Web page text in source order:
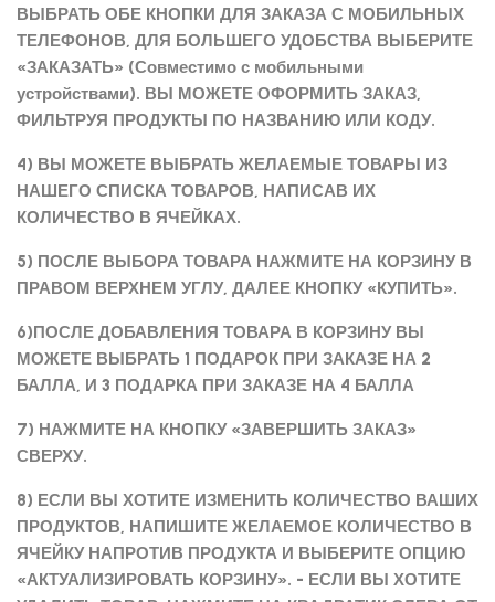
ВЫБРАТЬ ОБЕ КНОПКИ ДЛЯ ЗАКАЗА С МОБИЛЬНЫХ
ТЕЛЕФОНОВ, ДЛЯ БОЛЬШЕГО УДОБСТВА ВЫБЕРИТЕ
«ЗАКАЗАТЬ» (Совместимо с мобильными
устройствами). ВЫ МОЖЕТЕ ОФОРМИТЬ ЗАКАЗ,
ФИЛЬТРУЯ ПРОДУКТЫ ПО НАЗВАНИЮ ИЛИ КОДУ.
4) ВЫ МОЖЕТЕ ВЫБРАТЬ ЖЕЛАЕМЫЕ ТОВАРЫ ИЗ
НАШЕГО СПИСКА ТОВАРОВ, НАПИСАВ ИХ
КОЛИЧЕСТВО В ЯЧЕЙКАХ.
5) ПОСЛЕ ВЫБОРА ТОВАРА НАЖМИТЕ НА КОРЗИНУ В
ПРАВОМ ВЕРХНЕМ УГЛУ, ДАЛЕЕ КНОПКУ «КУПИТЬ».
6)ПОСЛЕ ДОБАВЛЕНИЯ ТОВАРА В КОРЗИНУ ВЫ
МОЖЕТЕ ВЫБРАТЬ 1 ПОДАРОК ПРИ ЗАКАЗЕ НА 2
БАЛЛА, И 3 ПОДАРКА ПРИ ЗАКАЗЕ НА 4 БАЛЛА
7) НАЖМИТЕ НА КНОПКУ «ЗАВЕРШИТЬ ЗАКАЗ»
СВЕРХУ.
8) ЕСЛИ ВЫ ХОТИТЕ ИЗМЕНИТЬ КОЛИЧЕСТВО ВАШИХ
ПРОДУКТОВ, НАПИШИТЕ ЖЕЛАЕМОЕ КОЛИЧЕСТВО В
ЯЧЕЙКУ НАПРОТИВ ПРОДУКТА И ВЫБЕРИТЕ ОПЦИЮ
«АКТУАЛИЗИРОВАТЬ КОРЗИНУ». - ЕСЛИ ВЫ ХОТИТЕ